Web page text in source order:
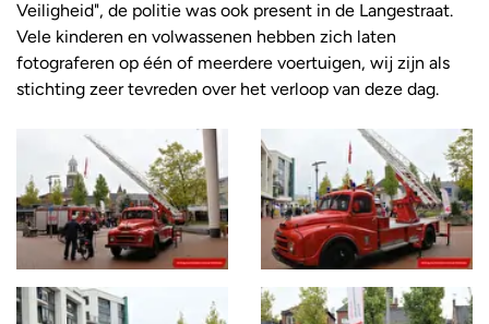
Veiligheid", de politie was ook present in de Langestraat.
Vele kinderen en volwassenen hebben zich laten
fotograferen op één of meerdere voertuigen, wij zijn als
stichting zeer tevreden over het verloop van deze dag.
overslaan